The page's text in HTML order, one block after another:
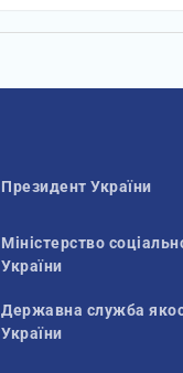
Президент України
Міністерство
України
Державна служба
України